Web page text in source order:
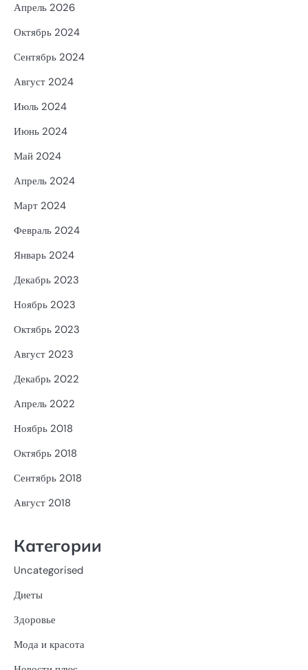
Апрель 2026
Октябрь 2024
Сентябрь 2024
Август 2024
Июль 2024
Июнь 2024
Май 2024
Апрель 2024
Март 2024
Февраль 2024
Январь 2024
Декабрь 2023
Ноябрь 2023
Октябрь 2023
Август 2023
Декабрь 2022
Апрель 2022
Ноябрь 2018
Октябрь 2018
Сентябрь 2018
Август 2018
Категории
Uncategorised
Диеты
Здоровье
Мода и красота